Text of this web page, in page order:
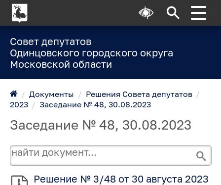
Совет депутатов
Одинцовского городского округа
Московской области
/ Документы / Решения Совета депутатов /
2023 / Заседание № 48, 30.08.2023
Заседание № 48, 30.08.2023
Решение № 3/48 от 30 августа 2023